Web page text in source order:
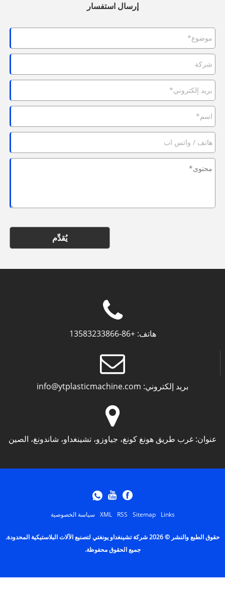
إرسال استفسار
يُقدِّم
هاتف: +86-13583233866
بريد إلكتروني: info@ytplasticmachine.com
عنوان: غرب طريق هونغ كونغ، جياوزو، تشينغداو، شاندونغ، الصين
Links
Sitemap
RSS
XML سياسة الخصوصية
حقوق الطبع والنشر © 2026 شركة تشينغداو يونغتي لتصنيع الآلات البلاستيكية المحدودة.
جميع الحقوق محفوظة.